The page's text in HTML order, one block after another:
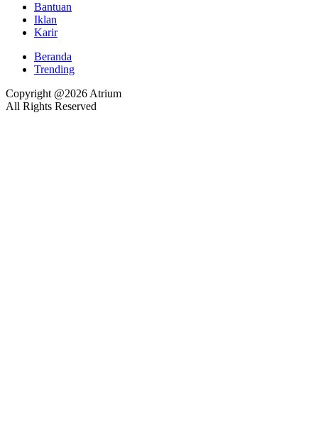
Bantuan
Iklan
Karir
Beranda
Trending
Copyright @2026 Atrium
All Rights Reserved